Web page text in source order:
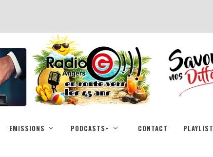
EMISSIONS PODCASTS+ CONTACT PLAYLIST